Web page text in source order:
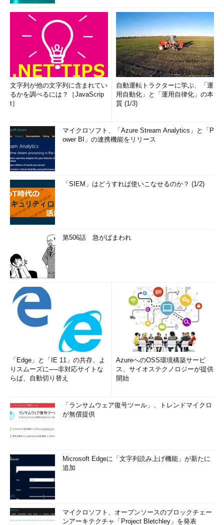
文字列が他の文字列に含まれてい
るかを調べるには？［JavaScrip
t］
自動運転トラクターに学ぶ、「運
用自動化」と「運用自律化」の本
質 (1/3)
マイクロソフト、「Azure Stream Analytics」と「P
ower BI」の連携機能をリリース
「SIEM」はどうすれば使いこなせるのか？ (1/2)
第506話 急がばまわれ
「Edge」と「IE 11」の共存、よ
りスムーズに──非対応サイトな
らば、自動切り替え
AzureへのOSS環境構築サービ
ス、サイオステクノロジーが提供
開始
「ランサムウェア復号ツール」、トレンドマイクロ
が無償提供
Microsoft Edgeに「文字列読み上げ機能」が新たに
追加
マイクロソフト、オープンソースのブロックチェー
ンアーキテクチャ「Project Bletchley」を発表